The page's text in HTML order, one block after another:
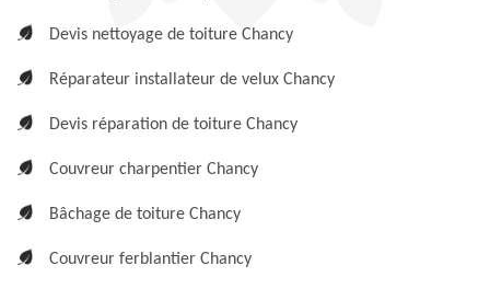
Devis nettoyage de toiture Chancy
Réparateur installateur de velux Chancy
Devis réparation de toiture Chancy
Couvreur charpentier Chancy
Bâchage de toiture Chancy
Couvreur ferblantier Chancy